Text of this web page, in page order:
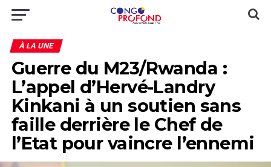
À LA UNE
Guerre du M23/Rwanda :
L’appel d’Hervé-Landry
Kinkani à un soutien sans
faille derrière le Chef de
l’Etat pour vaincre l’ennemi